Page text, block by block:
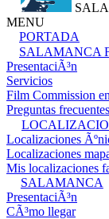
MENU
PORTADA
SALAMANCA
PresentaciÃ³n
Servicios
Film Commission
Preguntas frecuentes
Localizaciones
Localizaciones
Mis localizaciones
SALAMANCA
PresentaciÃ³n
CÃ³mo llegar